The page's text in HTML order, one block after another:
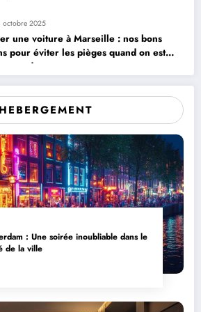
octobre 2025
une voiture à Marseille : nos bons
pour éviter les pièges quand on est
conducteur
HEBERGEMENT
: Une soirée inoubliable dans le
de la ville